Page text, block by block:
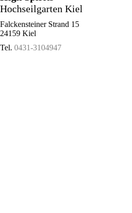
Hochseilgarten Kiel
Falckensteiner Strand 15
24159 Kiel
Tel. 0431-3104947